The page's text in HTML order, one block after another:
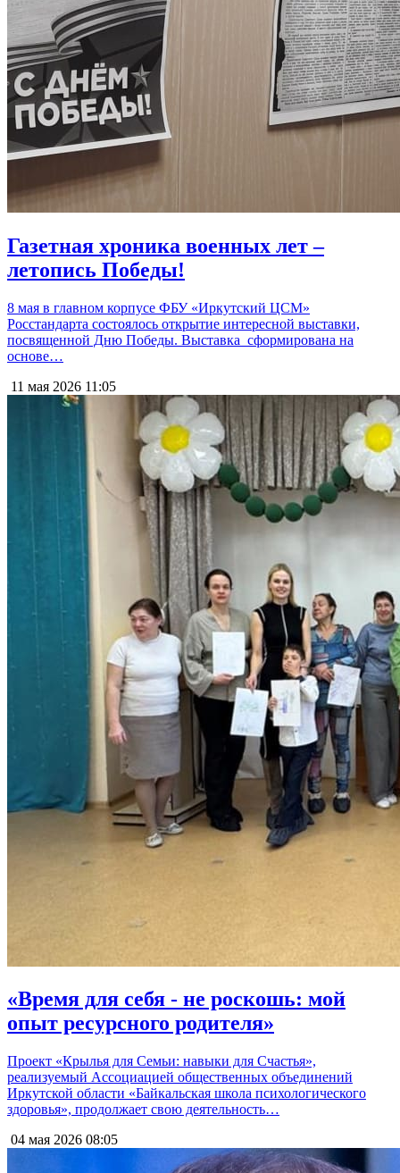
Газетная хроника военных лет –
летопись Победы!
8 мая в главном корпусе ФБУ «Иркутский ЦСМ»
Росстандарта состоялось открытие интересной выставки,
посвященной Дню Победы. Выставка сформирована на
основе…
11 мая 2026 11:05
«Время для себя - не роскошь: мой
опыт ресурсного родителя»
Проект «Крылья для Семьи: навыки для Счастья»,
реализуемый Ассоциацией общественных объединений
Иркутской области «Байкальская школа психологического
здоровья», продолжает свою деятельность…
04 мая 2026 08:05